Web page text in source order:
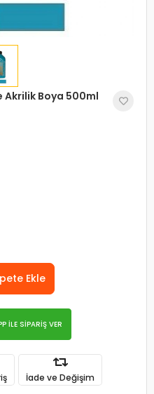
Boya 500ml
Ekle
İLE SİPARİŞ VER
İade ve Değişim